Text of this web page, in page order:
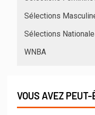
Sélections
Sélections
WNBA
VOUS AVEZ